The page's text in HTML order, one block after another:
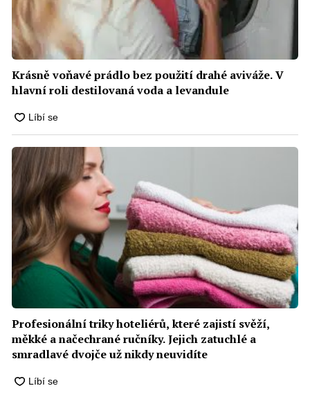
Krásně voňavé prádlo bez použití drahé aviváže. V
hlavní roli destilovaná voda a levandule
Profesionální triky hoteliérů, které zajistí svěží,
měkké a načechrané ručníky. Jejich zatuchlé a
smradlavé dvojče už nikdy neuvidíte